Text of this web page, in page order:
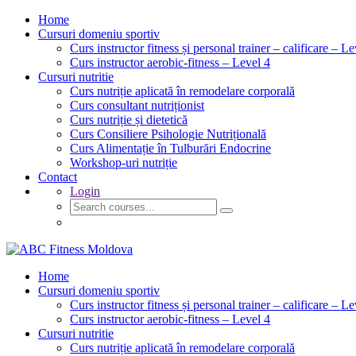
Home
Cursuri domeniu sportiv
Curs instructor fitness și personal trainer – calificare –
Curs instructor aerobic-fitness – Level 4
Cursuri nutritie
Curs nutriție aplicată în remodelare corporală
Curs consultant nutriționist
Curs nutriție și dietetică
Curs Consiliere Psihologie Nutrițională
Curs Alimentație în Tulburări Endocrine
Workshop-uri nutriție
Contact
Login
Home
Cursuri domeniu sportiv
Curs instructor fitness și personal trainer – calificare –
Curs instructor aerobic-fitness – Level 4
Cursuri nutritie
Curs nutriție aplicată în remodelare corporală